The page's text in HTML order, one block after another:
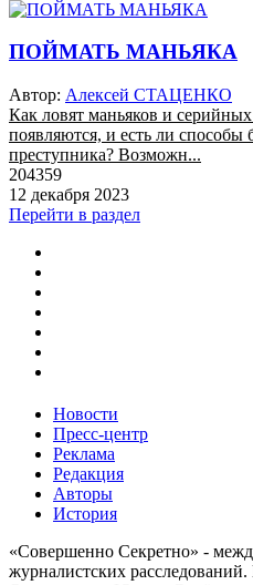
ПОЙМАТЬ МАНЬЯКА
Автор: Алексей СТАЦЕНКО
Как ловят маньяков и
появляются, и есть ли способы
преступника? Возможн...
204359
12 декабря 2023
Перейти в раздел
Новости
Пресс-центр
Реклама
Редакция
Авторы
История
«Совершенно Секретно» -
журналистских расследований.